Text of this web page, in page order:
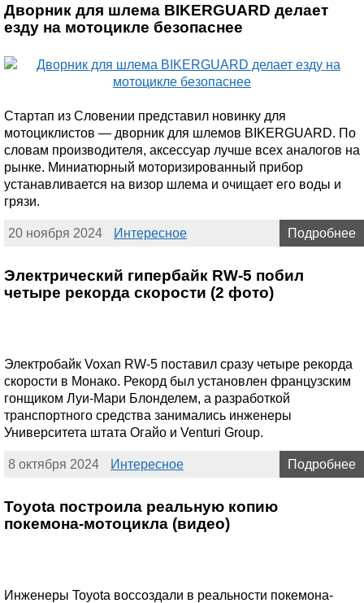
Дворник для шлема BIKERGUARD делает
езду на мотоцикле безопаснее
Стартап из Словении представил новинку для
мотоциклистов — дворник для шлемов BIKERGUARD. По
словам производителя, аксессуар лучше всех аналогов на
рынке. Миниатюрный моторизированный прибор
устанавливается на визор шлема и очищает его воды и
грязи.
20 ноября 2024 Интересное Подробнее
Электрический гипербайк RW-5 побил
четыре рекорда скорости (2 фото)
Электробайк Voxan RW-5 поставил сразу четыре рекорда
скорости в Монако. Рекорд был установлен французским
гонщиком Луи-Мари Блонделем, а разработкой
транспортного средства занимались инженеры
Университета штата Огайо и Venturi Group.
8 октября 2024 Интересное Подробнее
Toyota построила реальную копию
покемона-мотоцикла (видео)
Инженеры Toyota воссоздали в реальности покемона-